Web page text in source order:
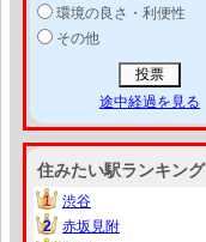
環境の良さ・利便性
その他
途中経過を見る
住みたい駅ランキング
1
1
渋谷
2
2
赤坂見附